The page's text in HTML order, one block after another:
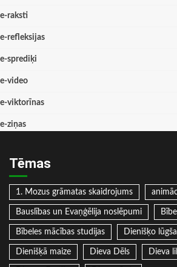
e-raksti
e-refleksijas
e-sprediķi
e-video
e-viktorīnas
e-ziņas
Tēmas
1. Mozus grāmatas skaidrojums
Bauslības un Evaņģēlija noslēpumi
Bībeles mācības studijas Dienišķo
Dienišķā maize Dieva Dēls Dieva